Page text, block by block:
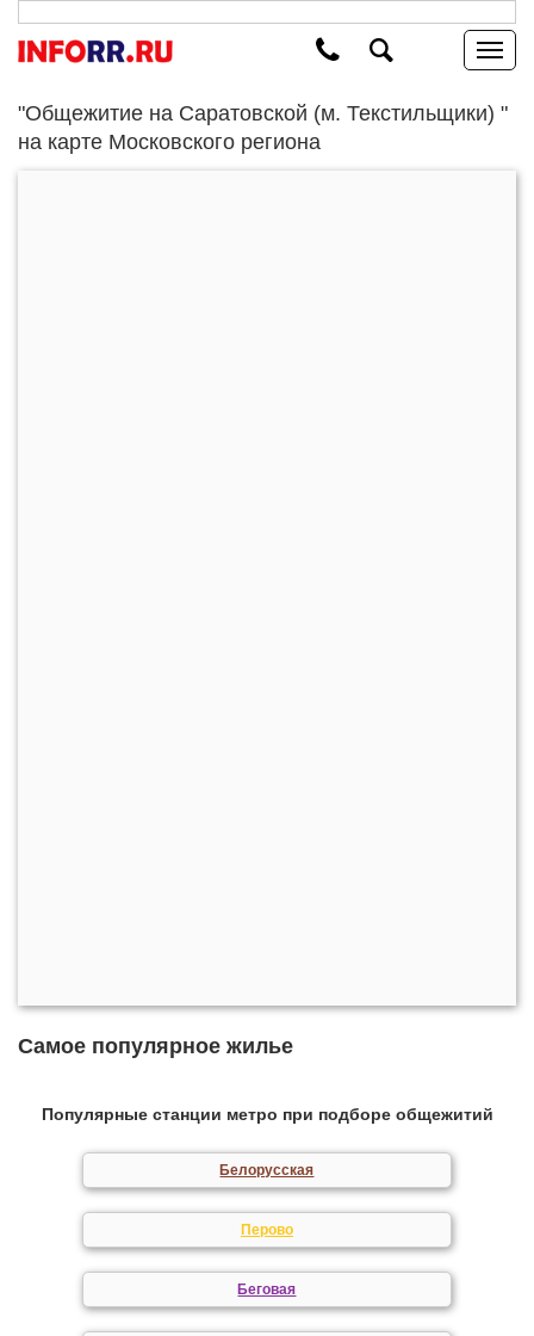
"Общежитие на Саратовской (м. Текстильщики) "
на карте Московского региона
Самое популярное жилье
Популярные станции метро при подборе общежитий
Белорусская
Перово
Беговая